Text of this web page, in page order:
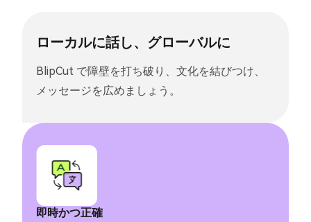
即時かつ正確
ローカルに話し、グローバルに
BlipCut で障壁を打ち破り、文化を結びつけ、
メッセージを広めましょう。